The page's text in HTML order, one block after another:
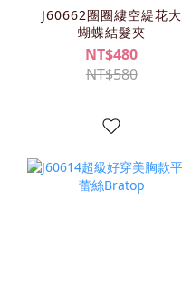
J60662圈圈縷空緹花大
蝴蝶結髮夾
NT$480
NT$580